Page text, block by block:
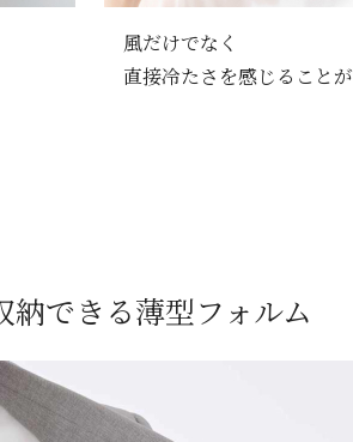
風だけでなく
直接冷たさを感じること
納できる薄型フォルム